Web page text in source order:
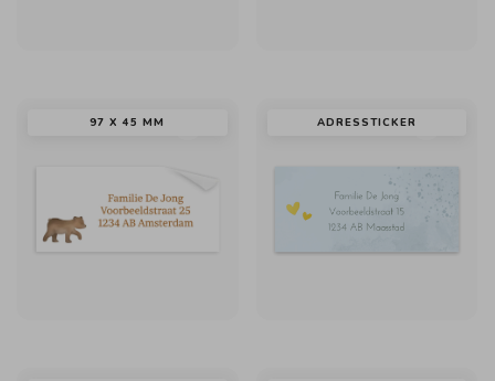
97 X 45 MM ADRESSTICKER